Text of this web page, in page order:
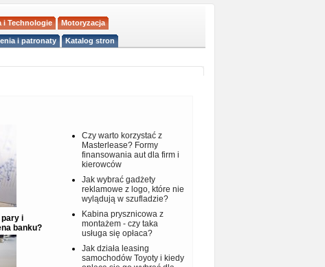
i Technologie Motoryzacja
i patronaty Katalog stron
i
banku?
Czy warto korzystać z
Masterlease? Formy
finansowania aut dla firm i
kierowców
Jak wybrać gadżety
reklamowe z logo, które nie
wylądują w szufladzie?
Kabina prysznicowa z
montażem - czy taka
usługa się opłaca?
Jak działa leasing
samochodów Toyoty i kiedy